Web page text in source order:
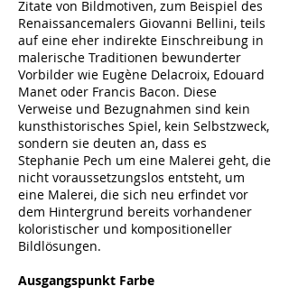
Zitate von Bildmotiven, zum Beispiel des
Renaissancemalers Giovanni Bellini, teils
auf eine eher indirekte Einschreibung in
malerische Traditionen bewunderter
Vorbilder wie Eugène Delacroix, Edouard
Manet oder Francis Bacon. Diese
Verweise und Bezugnahmen sind kein
kunsthistorisches Spiel, kein Selbstzweck,
sondern sie deuten an, dass es
Stephanie Pech um eine Malerei geht, die
nicht voraussetzungslos entsteht, um
eine Malerei, die sich neu erfindet vor
dem Hintergrund bereits vorhandener
koloristischer und kompositioneller
Bildlösungen.
Ausgangspunkt Farbe